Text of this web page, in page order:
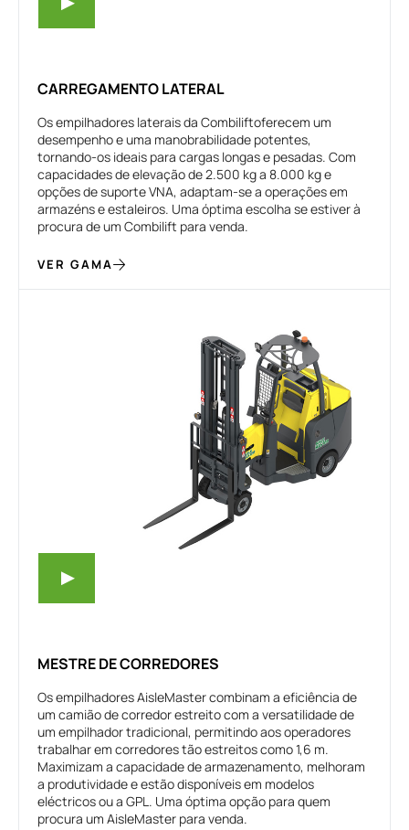
CARREGAMENTO LATERAL
Os empilhadores laterais da Combiliftoferecem um
desempenho e uma manobrabilidade potentes,
tornando-os ideais para cargas longas e pesadas. Com
capacidades de elevação de 2.500 kg a 8.000 kg e
opções de suporte VNA, adaptam-se a operações em
armazéns e estaleiros. Uma óptima escolha se estiver à
procura de um Combilift para venda.
VER GAMA
MESTRE DE CORREDORES
Os empilhadores AisleMaster combinam a eficiência de
um camião de corredor estreito com a versatilidade de
um empilhador tradicional, permitindo aos operadores
trabalhar em corredores tão estreitos como 1,6 m.
Maximizam a capacidade de armazenamento, melhoram
a produtividade e estão disponíveis em modelos
eléctricos ou a GPL. Uma óptima opção para quem
procura um AisleMaster para venda.